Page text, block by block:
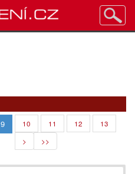
9 10 11 12
13
>
>>